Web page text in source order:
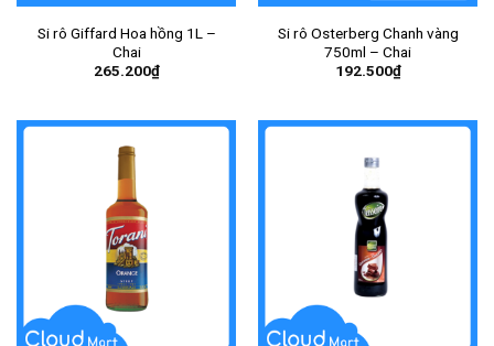
Si rô Giffard Hoa hồng 1L –
Chai
265.200₫
Si rô Osterberg Chanh vàng
750ml – Chai
192.500₫